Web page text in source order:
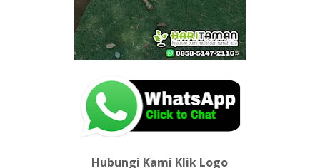
Hubungi Kami Klik Logo